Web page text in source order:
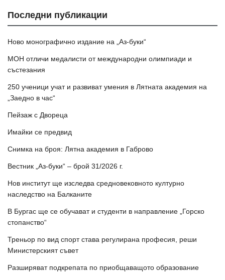
Последни публикации
Ново монографично издание на „Аз-буки“
МОН отличи медалисти от международни олимпиади и
състезания
250 ученици учат и развиват умения в Лятната академия на
„Заедно в час“
Пейзаж с Двореца
Имайки се предвид
Снимка на броя: Лятна академия в Габрово
Вестник „Аз-буки“ – брой 31/2026 г.
Нов институт ще изследва средновековното културно
наследство на Балканите
В Бургас ще се обучават и студенти в направление „Горско
стопанство“
Треньор по вид спорт става регулирана професия, реши
Министерският съвет
Разширяват подкрепата по приобщаващото образование